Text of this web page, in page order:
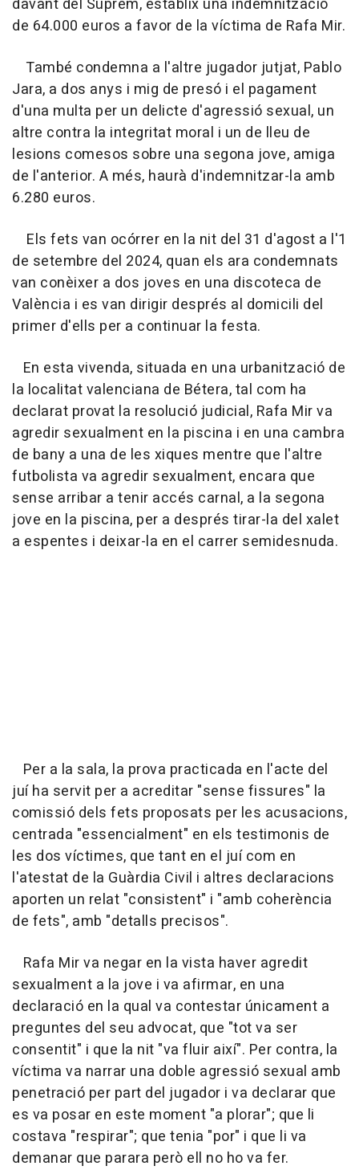
davant del Suprem, establix una indemnització
de 64.000 euros a favor de la víctima de Rafa Mir.
També condemna a l'altre jugador jutjat, Pablo
Jara, a dos anys i mig de presó i el pagament
d'una multa per un delicte d'agressió sexual, un
altre contra la integritat moral i un de lleu de
lesions comesos sobre una segona jove, amiga
de l'anterior. A més, haurà d'indemnitzar-la amb
6.280 euros.
Els fets van ocórrer en la nit del 31 d'agost a l'1
de setembre del 2024, quan els ara condemnats
van conèixer a dos joves en una discoteca de
València i es van dirigir després al domicili del
primer d'ells per a continuar la festa.
En esta vivenda, situada en una urbanització de
la localitat valenciana de Bétera, tal com ha
declarat provat la resolució judicial, Rafa Mir va
agredir sexualment en la piscina i en una cambra
de bany a una de les xiques mentre que l'altre
futbolista va agredir sexualment, encara que
sense arribar a tenir accés carnal, a la segona
jove en la piscina, per a després tirar-la del xalet
a espentes i deixar-la en el carrer semidesnuda.
Per a la sala, la prova practicada en l'acte del
juí ha servit per a acreditar "sense fissures" la
comissió dels fets proposats per les acusacions,
centrada "essencialment" en els testimonis de
les dos víctimes, que tant en el juí com en
l'atestat de la Guàrdia Civil i altres declaracions
aporten un relat "consistent" i "amb coherència
de fets", amb "detalls precisos".
Rafa Mir va negar en la vista haver agredit
sexualment a la jove i va afirmar, en una
declaració en la qual va contestar únicament a
preguntes del seu advocat, que "tot va ser
consentit" i que la nit "va fluir així". Per contra, la
víctima va narrar una doble agressió sexual amb
penetració per part del jugador i va declarar que
es va posar en este moment "a plorar"; que li
costava "respirar"; que tenia "por" i que li va
demanar que parara però ell no ho va fer.